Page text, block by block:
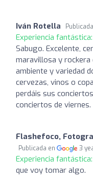
Iván Rotella
Experiencia fantástica:
Sabugo. Excelente,
maravillosa y rockera
ambiente y variedad
cervezas, vinos o
perdáis sus
conciertos de viernes.
Flashefoco,
Publicada en 3
Experiencia fantástica:
que voy tomar algo.